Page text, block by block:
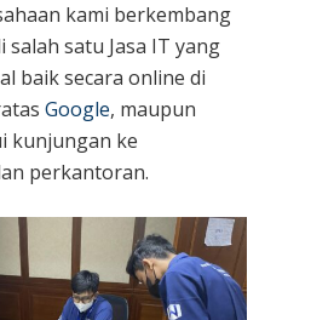
kami berkembang
salah satu Jasa IT yang
baik secara online di
Google, maupun
kunjungan ke
perkantoran.